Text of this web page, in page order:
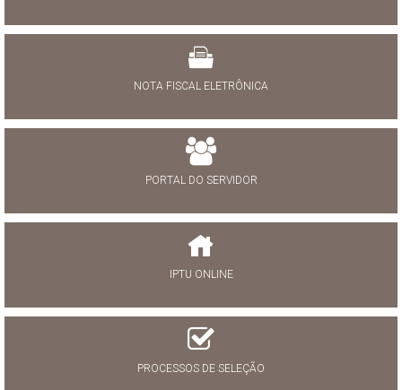
NOTA FISCAL ELETRÔNICA
PORTAL DO SERVIDOR
IPTU ONLINE
PROCESSOS DE SELEÇÃO